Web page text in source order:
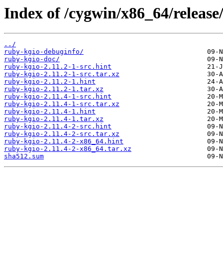
Index of /cygwin/x86_64/
../
ruby-kgio-debuginfo/
ruby-kgio-doc/
ruby-kgio-2.11.2-1-src.hint
ruby-kgio-2.11.2-1-src.tar.xz
ruby-kgio-2.11.2-1.hint
ruby-kgio-2.11.2-1.tar.xz
ruby-kgio-2.11.4-1-src.hint
ruby-kgio-2.11.4-1-src.tar.xz
ruby-kgio-2.11.4-1.hint
ruby-kgio-2.11.4-1.tar.xz
ruby-kgio-2.11.4-2-src.hint
ruby-kgio-2.11.4-2-src.tar.xz
ruby-kgio-2.11.4-2-x86_64.hint
ruby-kgio-2.11.4-2-x86_64.tar.xz
sha512.sum